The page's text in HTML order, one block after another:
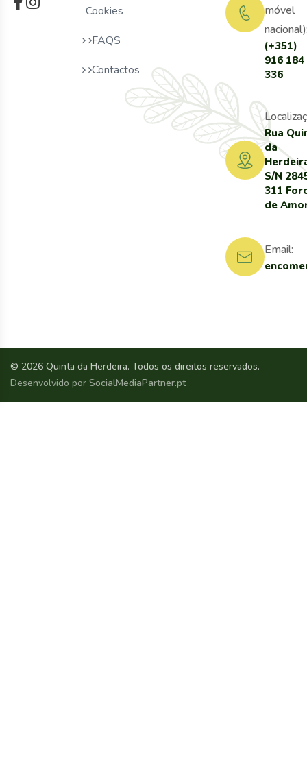
Cookies
FAQS
Contactos
(+351)
916 184
336
móvel
Rua
da
S/N
311
de
Email:
© 2026 Quinta da Herdeira. Todos os direitos reservados.
Desenvolvido por SocialMediaPartner.pt